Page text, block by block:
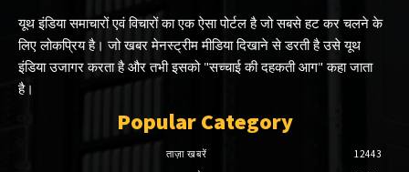
यूथ इंडिया समाचारों एवं विचारों का एक ऐसा पोर्टल है जो सबसे हट कर चलने के
लिए लोकप्रिय है। जो खबर मेनस्ट्रीम मीडिया दिखाने से डरती है उसे यूथ
इंडिया उजागर करता है और तभी इसको "सच्चाई की दहकती आग" कहा जाता
है।
Popular Category
ताज़ा खबरें
12443